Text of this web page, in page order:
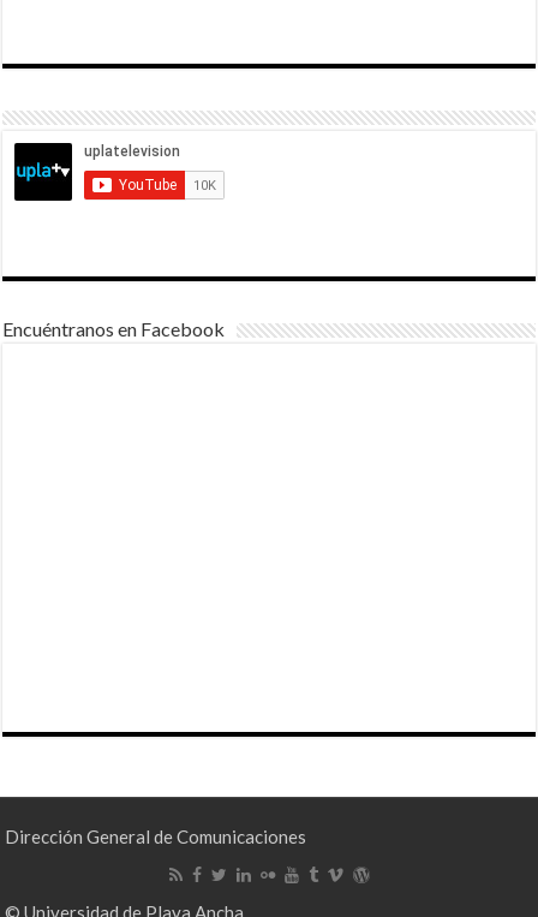
Encuéntranos en Facebook
Dirección General de Comunicaciones
© Universidad de Playa Ancha